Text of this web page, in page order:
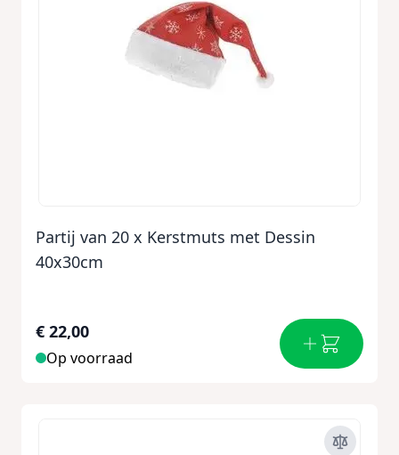
Partij van 20 x Kerstmuts met Dessin
40x30cm
€ 22,00
Op voorraad